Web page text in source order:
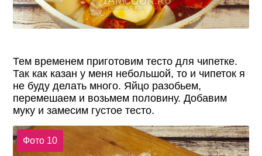
Тем временем приготовим тесто для чипетке.
Так как казан у меня небольшой, то и чипеток я
не буду делать много. Яйцо разобьем,
перемешаем и возьмем половину. Добавим
муку и замесим густое тесто.
Фото 10